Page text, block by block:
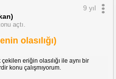
açtı.
9 yıl
olasılığı)
eriğin olasılığı ile aynı bir
konu çalışmıyorum.